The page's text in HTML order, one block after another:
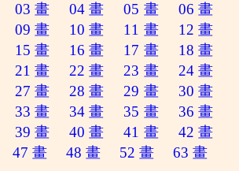
03 畫 04 畫 05 畫
06 畫
09 畫 10 畫 11 畫
12 畫
15 畫 16 畫 17 畫
18 畫
21 畫 22 畫 23 畫
24 畫
27 畫 28 畫 29 畫
30 畫
33 畫 34 畫 35 畫
36 畫
39 畫 40 畫 41 畫
42 畫
47 畫 48 畫 52 畫 63 畫